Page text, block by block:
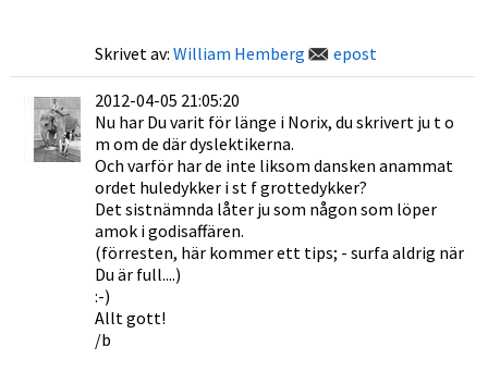
Skrivet av: William Hemberg epost
2012-04-05 21:05:20
Nu har Du varit för länge i Norix, du skrivert ju t o
m om de där dyslektikerna.
Och varför har de inte liksom dansken anammat
ordet huledykker i st f grottedykker?
Det sistnämnda låter ju som någon som löper
amok i godisaffären.
(förresten, här kommer ett tips; - surfa aldrig när
Du är full....)
:-)
Allt gott!
/b